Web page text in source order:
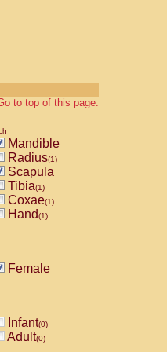
to top of this page.
Mandible
Radius(1)
Scapula
Tibia(1)
Coxae(1)
Hand(1)
Female
Infant(0)
Adult(0)